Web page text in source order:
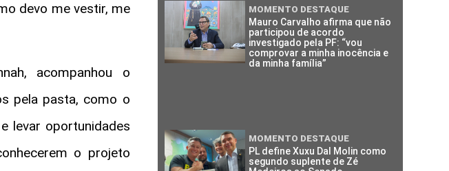
devo me vestir, me
acompanhou o
pela pasta, como o
levar oportunidades
o projeto
MOMENTO DESTAQUE
Mauro Carvalho afirma que não
participou de acordo
investigado pela PF: “vou
comprovar a minha inocência e
da minha família”
MOMENTO DESTAQUE
PL define Xuxu Dal Molin como
segundo suplente de Zé